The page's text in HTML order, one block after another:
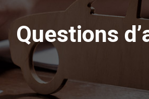
Questions